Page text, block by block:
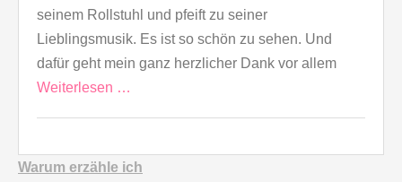
seinem Rollstuhl und pfeift zu seiner
Lieblingsmusik. Es ist so schön zu sehen. Und
dafür geht mein ganz herzlicher Dank vor allem
Weiterlesen …
Warum erzähle ich